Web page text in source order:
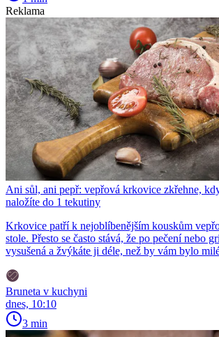
Reklama
Ani sůl, ani pepř: vepřová krkovice zkřehne,
naložíte do 1 tekutiny
Krkovice patří k nejoblíbenějším kouskům
stole. Přesto se často stává, že po pečení nebo
vysušená a žvýkáte ji déle, než by vám bylo
Bruneta v kuchyni
dnes, 10:10
3 min